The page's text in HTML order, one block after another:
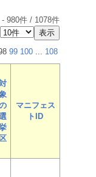
- 980件 / 1078件
99 100 ... 108
区
マニフェス
トID